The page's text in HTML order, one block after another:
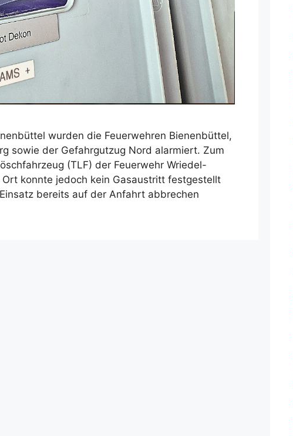
wurden die Feuerwehren Bienenbüttel,
sowie der Gefahrgutzug Nord alarmiert. Zum
(TLF) der Feuerwehr Wriedel-
konnte jedoch kein Gasaustritt festgestellt
bereits auf der Anfahrt abbrechen